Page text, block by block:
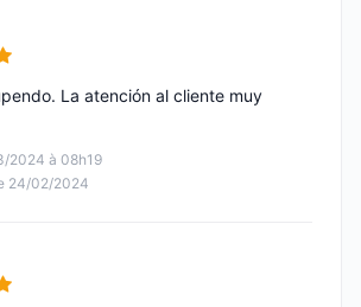
2024 à 08h19
24/02/2024
La atención al cliente muy